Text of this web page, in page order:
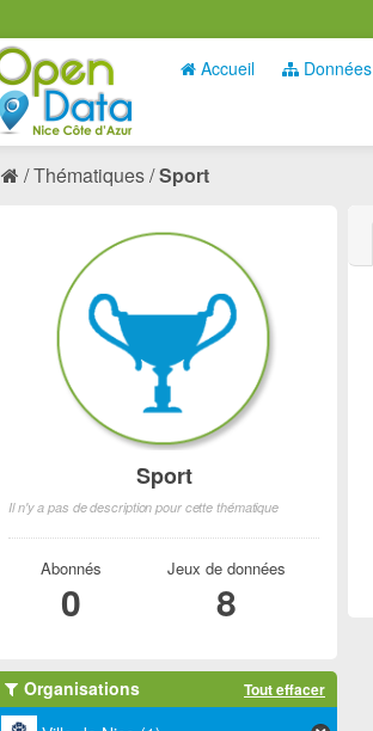
Accueil Données
Thématiques Sport
Sport
Il n'y a pas de description pour cette thématique
Abonnés
0
Jeux de données
8
Organisations Tout effacer